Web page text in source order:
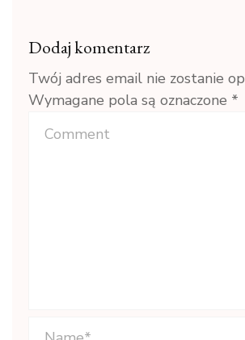
Dodaj komentarz
Twój adres email nie zostanie
Wymagane pola są oznaczone *